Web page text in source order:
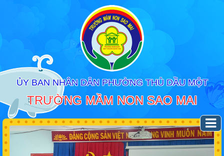
ỦY BAN NHÂN DÂN PHƯỜNG THỦ DẦU MỘT
TRƯỜNG MẦM NON SAO MAI